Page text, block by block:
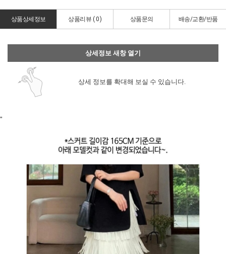
상품상세정보 상품리뷰 (0) 상품문의 배송/교환/반품
상세정보 새창 열기
상세 정보를 확대해 보실 수 있습니다.
"